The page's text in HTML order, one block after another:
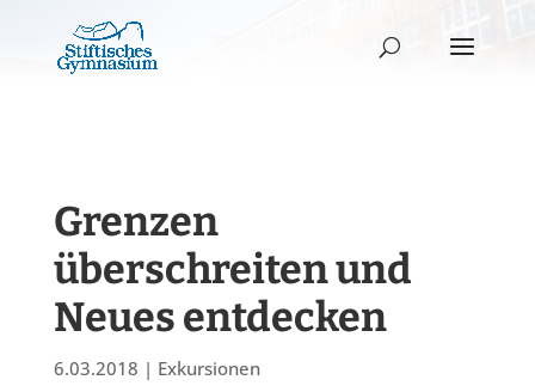
Grenzen
überschreiten und
Neues entdecken
6.03.2018 | Exkursionen